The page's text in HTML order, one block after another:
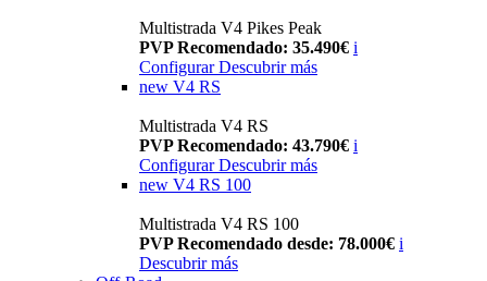
Multistrada V4 Pikes Peak
PVP Recomendado: 35.490€ i
Configurar Descubrir más
new V4 RS
Multistrada V4 RS
PVP Recomendado: 43.790€ i
ConfigurarDescubrir más
new V4 RS 100
Multistrada V4 RS 100
PVP Recomendado desde: 78.000€ i
Descubrir más